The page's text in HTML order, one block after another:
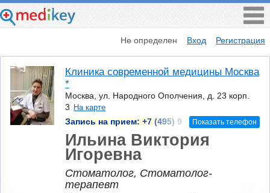
Не определен Вход Регистрация
Клиника современной медицины Москва
*
Москва, ул. Народного Ополчения, д. 23 корп.
3 На карте
Запись на прием: +7 (495) 9 Показать телефон
Ильина Виктория
Игоревна
Стоматолог, Стоматолог-
терапевт